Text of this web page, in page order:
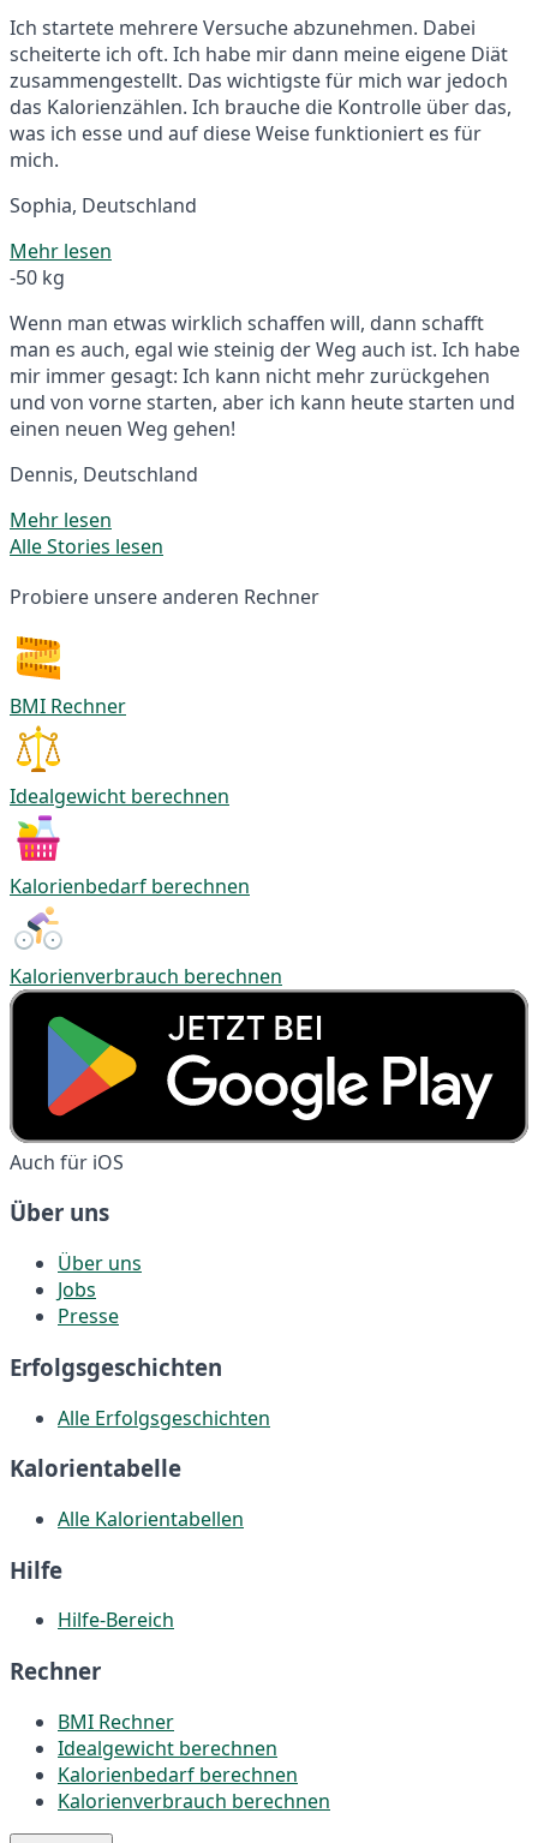
Ich startete mehrere Versuche abzunehmen. Dabei
scheiterte ich oft. Ich habe mir dann meine eigene Diät
zusammengestellt. Das wichtigste für mich war jedoch
das Kalorienzählen. Ich brauche die Kontrolle über das,
was ich esse und auf diese Weise funktioniert es für
mich.
Sophia, Deutschland
Mehr lesen
-50 kg
Wenn man etwas wirklich schaffen will, dann schafft
man es auch, egal wie steinig der Weg auch ist. Ich habe
mir immer gesagt: Ich kann nicht mehr zurückgehen
und von vorne starten, aber ich kann heute starten und
einen neuen Weg gehen!
Dennis, Deutschland
Mehr lesen
Alle Stories lesen
Probiere unsere anderen Rechner
BMI Rechner
Idealgewicht berechnen
Kalorienbedarf berechnen
Kalorienverbrauch berechnen
Auch für iOS
Über uns
Über uns
Jobs
Presse
Erfolgsgeschichten
Alle Erfolgsgeschichten
Kalorientabelle
Alle Kalorientabellen
Hilfe
Hilfe-Bereich
Rechner
BMI Rechner
Idealgewicht berechnen
Kalorienbedarf berechnen
Kalorienverbrauch berechnen